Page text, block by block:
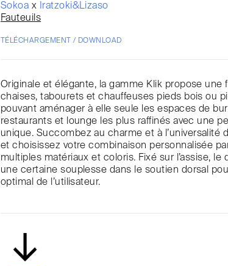
Sokoa x
Iratzoki&Lizaso
Fauteuils
TÉLÉCHARGEMENT / DOWNLOAD
Originale et élégante, la gamme Klik propose une
chaises, tabourets et chauffeuses pieds bois ou
pouvant aménager à elle seule les espaces de
restaurants et lounge les plus raffinés avec une
unique. Succombez au charme et à l’universalité
et choisissez votre combinaison personnalisée
multiples matériaux et coloris. Fixé sur l’assise, le
une certaine souplesse dans le soutien dorsal
optimal de l’utilisateur.